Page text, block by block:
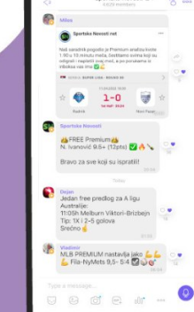
i CSA (7).
bi domaćin da iskoristi
poraz na poslednjih
golova), kao i na manji
Srećno!
Facebook Twitter